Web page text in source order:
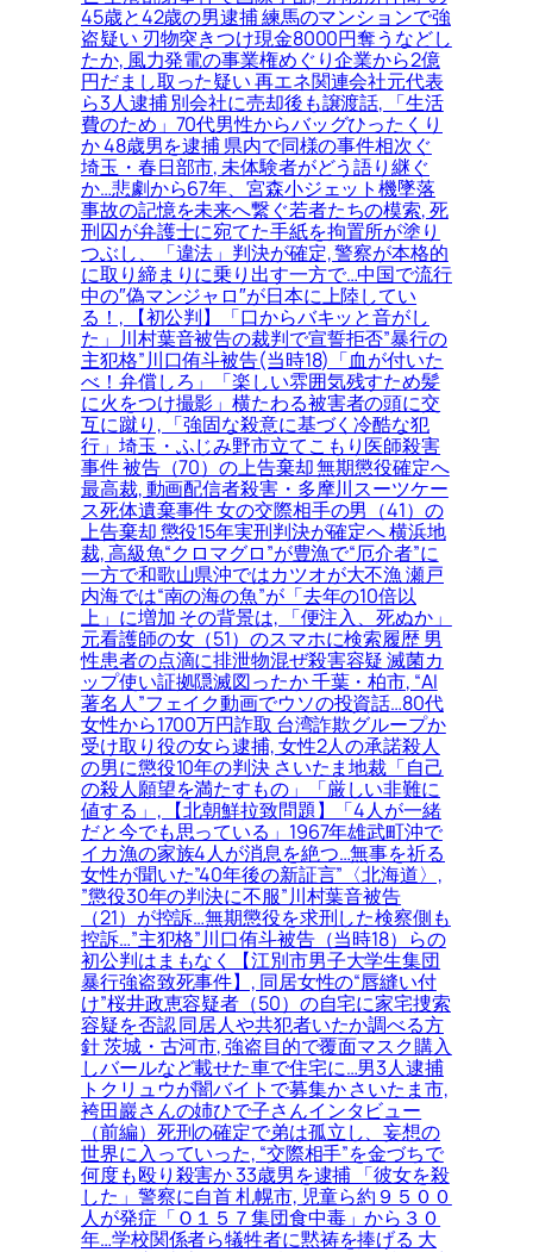
45歳と42歳の男逮捕 練馬のマンションで強
盗疑い 刃物突きつけ現金8000円奪うなどし
たか, 風力発電の事業権めぐり企業から2億
円だまし取った疑い 再エネ関連会社元代表
ら3人逮捕 別会社に売却後も譲渡話, 「生活
費のため」70代男性からバッグひったくり
か 48歳男を逮捕 県内で同様の事件相次ぐ
埼玉・春日部市, 未体験者がどう語り継ぐ
か…悲劇から67年、宮森小ジェット機墜落
事故の記憶を未来へ繋ぐ若者たちの模索, 死
刑囚が弁護士に宛てた手紙を拘置所が塗り
つぶし、「違法」判決が確定, 警察が本格的
に取り締まりに乗り出す一方で…中国で流行
中の″偽マンジャロ″が日本に上陸してい
る！, 【初公判】「口からバキッと音がし
た」川村葉音被告の裁判で宣誓拒否”暴行の
主犯格”川口侑斗被告(当時18)「血が付いた
べ！弁償しろ」「楽しい雰囲気残すため髪
に火をつけ撮影」横たわる被害者の頭に交
互に蹴り, 「強固な殺意に基づく冷酷な犯
行」埼玉・ふじみ野市立てこもり医師殺害
事件 被告（70）の上告棄却 無期懲役確定へ
最高裁, 動画配信者殺害・多摩川スーツケー
ス死体遺棄事件 女の交際相手の男（41）の
上告棄却 懲役15年実刑判決が確定へ 横浜地
裁, 高級魚“クロマグロ”が豊漁で“厄介者”に
一方で和歌山県沖ではカツオが大不漁 瀬戸
内海では“南の海の魚”が「去年の10倍以
上」に増加 その背景は, 「便注入、死ぬか」
元看護師の女（51）のスマホに検索履歴 男
性患者の点滴に排泄物混ぜ殺害容疑 滅菌カ
ップ使い証拠隠滅図ったか 千葉・柏市, “AI
著名人”フェイク動画でウソの投資話…80代
女性から1700万円詐取 台湾詐欺グループか
受け取り役の女ら逮捕, 女性2人の承諾殺人
の男に懲役10年の判決 さいたま地裁「自己
の殺人願望を満たすもの」「厳しい非難に
値する」, 【北朝鮮拉致問題】「4人が一緒
だと今でも思っている」1967年雄武町沖で
イカ漁の家族4人が消息を絶つ…無事を祈る
女性が聞いた”40年後の新証言”〈北海道〉,
”懲役30年の判決に不服”川村葉音被告
（21）が控訴…無期懲役を求刑した検察側も
控訴…”主犯格”川口侑斗被告（当時18）らの
初公判はまもなく【江別市男子大学生集団
暴行強盗致死事件】, 同居女性の“唇縫い付
け”桜井政恵容疑者（50）の自宅に家宅捜索
容疑を否認 同居人や共犯者いたか調べる方
針 茨城・古河市, 強盗目的で覆面マスク購入
しバールなど載せた車で住宅に…男3人逮捕
トクリュウが闇バイトで募集か さいたま市,
袴田巖さんの姉ひで子さんインタビュー
（前編）死刑の確定で弟は孤立し、妄想の
世界に入っていった, “交際相手”を金づちで
何度も殴り殺害か 33歳男を逮捕 「彼女を殺
した」警察に自首 札幌市, 児童ら約９５００
人が発症「Ｏ１５７集団食中毒」から３０
年…学校関係者ら犠牲者に黙祷を捧げる 大